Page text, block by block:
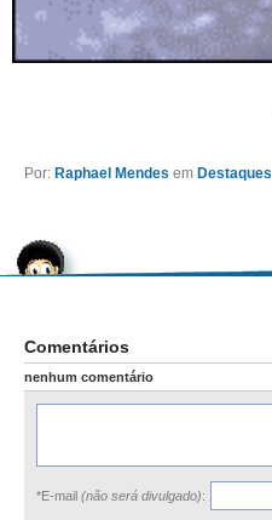
Por: Raphael Mendes em Destaques
Comentários
nenhum comentário
*E-mail (não será divulgado):